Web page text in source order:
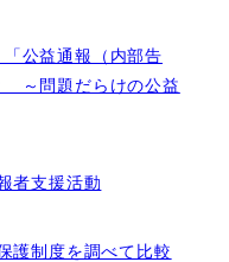
公益通報（内部告
～問題だらけの公益
者支援活動
護制度を調べて比較